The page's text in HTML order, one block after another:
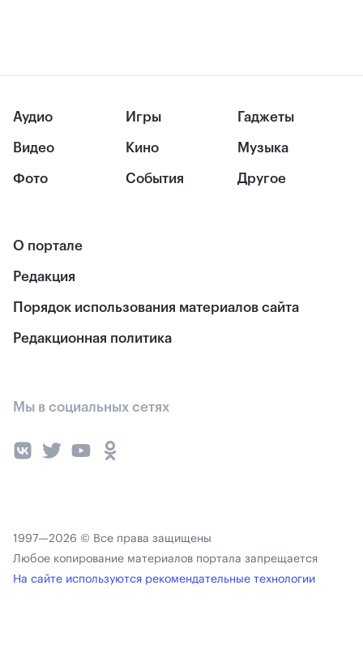
Аудио
Видео
Фото
Игры
Кино
События
Гаджеты
Музыка
Другое
О портале
Редакция
Порядок использования материалов сайта
Редакционная политика
Мы в социальных сетях
1997—2026 © Все права защищены
Любое копирование материалов портала запрещается
На сайте используются рекомендательные технологии